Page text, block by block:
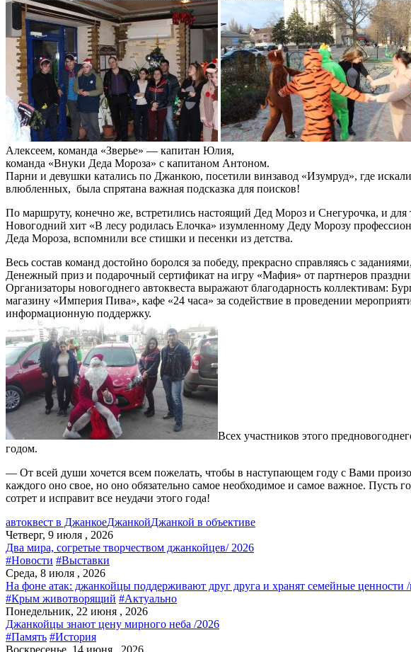
Алексеем, команда «Зверье» — капитан Юлия,
команда «Внуки Деда Мороза» с капитаном Антоном.
Парни и девушки катались по Джанкою, посетили винзавод «Изумруд», где
влюбленных, была спрятана важная подсказка для поисков!
По маршруту, конечно же, встретились настоящий Дед Мороз и Снегурочка, и для
Новогодний хит «В лесу родилась Елочка» изумленному Деду Морозу
Деда Мороза, вспомнили все стишки и песенки из детства.
Весь состав команд достойно боролся за победу, прекрасно справляясь с
Денежный приз и подарочный сертификат на игру «Мафия» от партнеров
Организаторы новогоднего автоквеста выражают благодарность коллективам:
магазину «Империя Пива», кафе «24 часа» за содействие в проведении
информационную поддержку.
Всех участников этого
годом.
— От всей души хочется всем пожелать, чтобы в наступающем году с Вами
каждого оно свое, но оно обязательно самое необходимое и самое важное.
сотрет и исправит все неудачи этого года!
автоквест в ДжанкоеДжанкойДжанкой в объективе
Четверг, 9 июля , 2026
Два мира, согретые творчеством джанкойцев/ 2026
#Новости #Выставки
Среда, 8 июля , 2026
На фоне атак: джанкойцы поддерживают друг друга и хранят семейные ценности
#Крым животворящий #Актуально
Понедельник, 22 июня , 2026
Джанкойцы знают цену мирного неба /2026
#Память #История
Воскресенье, 14 июня , 2026